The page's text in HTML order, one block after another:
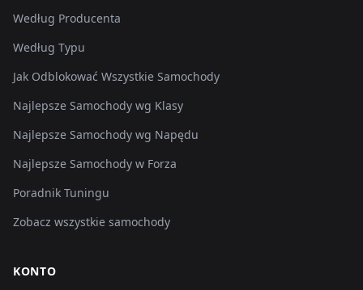
Według Producenta
Według Typu
Jak Odblokować Wszystkie Samochody
Najlepsze Samochody wg Klasy
Najlepsze Samochody wg Napędu
Najlepsze Samochody w Forza
Poradnik Tuningu
Zobacz wszystkie samochody
KONTO